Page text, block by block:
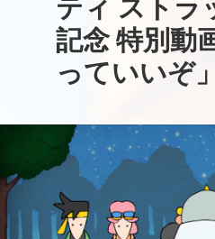
ティ ストラ
記念 特別動
っていいぞ